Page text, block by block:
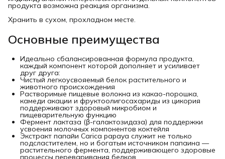
продукта возможна реакция организма.
Хранить в сухом, прохладном месте.
Основные преимущества
Идеально сбалансированная формула продукта,
каждый компонент которой дополняет и усиливает
друг друга:
Чистый легкоусвояемый белок растительного и
животного происхождения
Растворимые пищевые волокна из какао-порошка,
камеди акации и фруктоолигосахариды из цикория
поддерживают здоровый микробиом и
пищеварительную функцию
Фермент лактаза (β-галактозидаза) для поддержки
усвоения молочных компонентов коктейля
Экстракт папайи Carica papaya служит не только
подсластителем, но и богатым источником папаина —
растительного фермента, поддерживающего здоровые
процессы переваривания белков